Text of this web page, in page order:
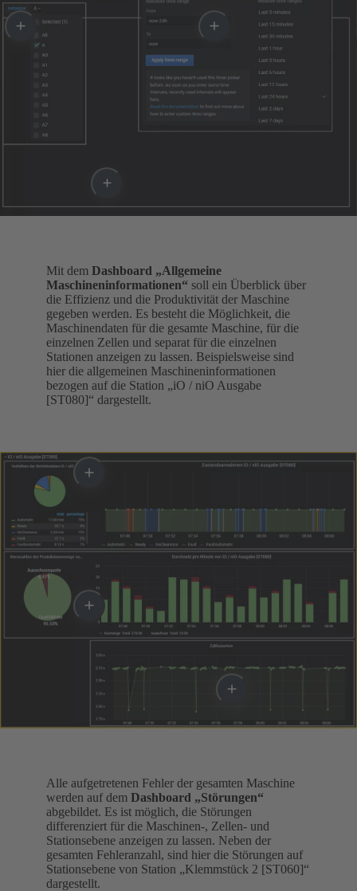
Mit dem Dashboard „Allgemeine
Maschineninformationen“ soll ein Überblick über
die Effizienz und die Produktivität der Maschine
gegeben werden. Es besteht die Möglichkeit, die
Maschinendaten für die gesamte Maschine, für die
einzelnen Zellen und separat für die einzelnen
Stationen anzeigen zu lassen. Beispielsweise sind
hier die allgemeinen Maschineninformationen
bezogen auf die Station „iO / niO Ausgabe
[ST080]“ dargestellt.
Alle aufgetretenen Fehler der gesamten Maschine
werden auf dem Dashboard „Störungen“
abgebildet. Es ist möglich, die Störungen
differenziert für die Maschinen-, Zellen- und
Stationsebene anzeigen zu lassen. Neben der
gesamten Fehleranzahl, sind hier die Störungen auf
Stationsebene von Station „Klemmstück 2 [ST060]“
dargestellt.